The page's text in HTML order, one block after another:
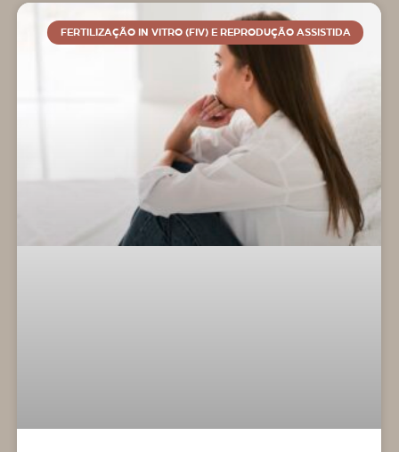
FERTILIZAÇÃO IN VITRO (FIV) E REPRODUÇÃO ASSISTIDA